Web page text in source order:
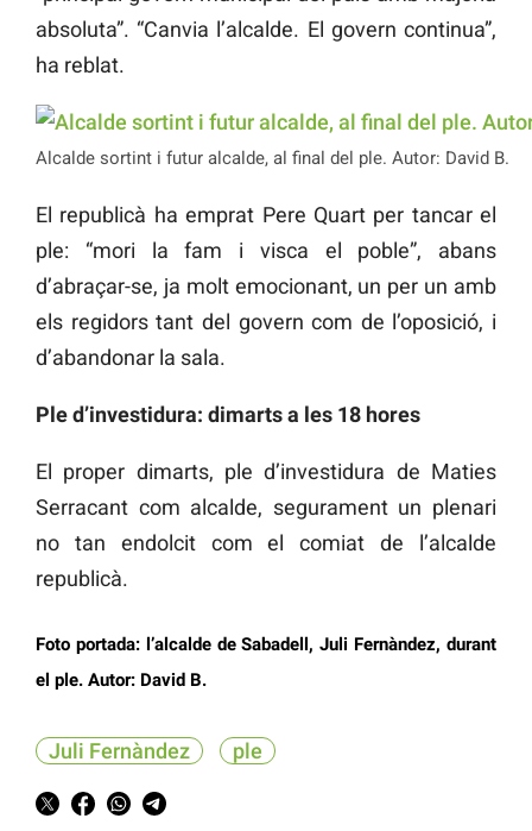
absoluta”. “Canvia l’alcalde. El govern continua”,
ha reblat.
Alcalde sortint i futur alcalde, al final del ple. Autor: David B.
El republicà ha emprat Pere Quart per tancar el
ple: “mori la fam i visca el poble”, abans
d’abraçar-se, ja molt emocionant, un per un amb
els regidors tant del govern com de l’oposició, i
d’abandonar la sala.
Ple d’investidura: dimarts a les 18 hores
El proper dimarts, ple d’investidura de Maties
Serracant com alcalde, segurament un plenari
no tan endolcit com el comiat de l’alcalde
republicà.
Foto portada: l’alcalde de Sabadell, Juli Fernàndez, durant
el ple. Autor: David B.
Juli Fernàndez ple